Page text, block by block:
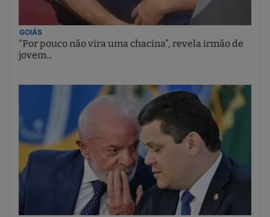
GOIÁS
“Por pouco não vira uma chacina”, revela irmão de
jovem...